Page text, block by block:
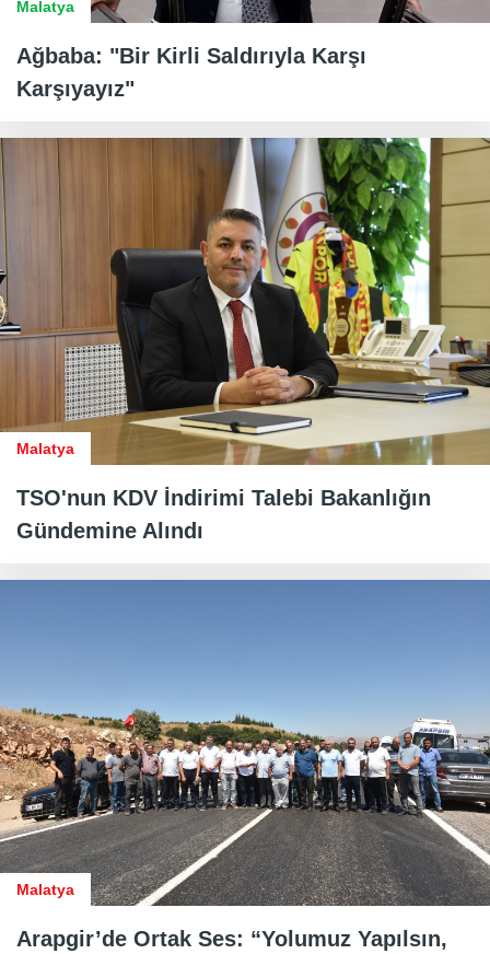
Malatya
Ağbaba: "Bir Kirli Saldırıyla Karşı
Karşıyayız"
Malatya
TSO'nun KDV İndirimi Talebi Bakanlığın
Gündemine Alındı
Malatya
Arapgir’de Ortak Ses: “Yolumuz Yapılsın,